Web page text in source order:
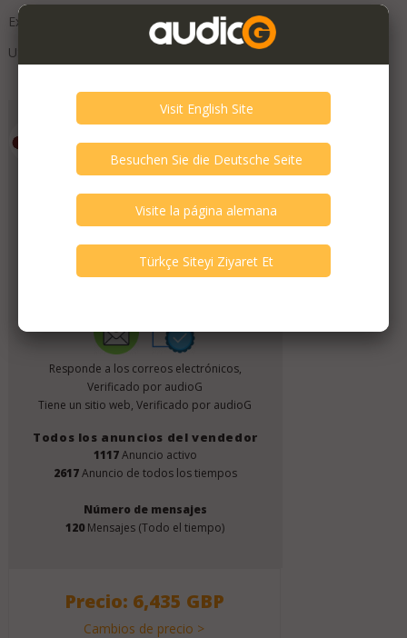
Export packing cost approx 400 and European shipping 400
USA or Asia shipping will be over 1000.
Emporium HiFi
Fecha de registro
La persona ha verificado.
Responde a los correos electrónicos,
Verificado por audioG
Tiene un sitio web, Verificado por audioG
Todos los anuncios del vendedor
1117Anuncio activo
2617Anuncio de todos los tiempos
Número de mensajes
120 Mensajes (Todo el tiempo)
Precio: 6,435 GBP
Cambios de precio >